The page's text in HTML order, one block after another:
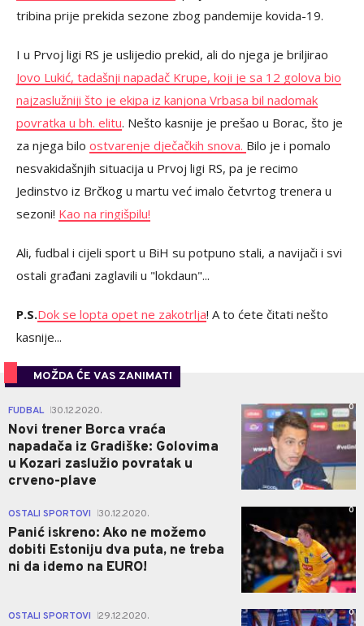
tribina prije prekida sezone zbog pandemije kovida-19.
I u Prvoj ligi RS je uslijedio prekid, ali do njega je briljirao
Jovo Lukić, tadašnji napadač Krupe, koji je sa 12 golova bio
najzaslužniji što je ekipa iz kanjona Vrbasa bil nadomak
povratka u bh. elitu. Nešto kasnije je prešao u Borac, što je
za njega bilo ostvarenje dječačkih snova. Bilo je i pomalo
nesvakidašnjih situacija u Prvoj ligi RS, pa je recimo
Jedinstvo iz Brčkog u martu već imalo četvrtog trenera u
sezoni! Kao na ringišpilu!
Ali, fudbal i cijeli sport u BiH su potpuno stali, a navijači i svi
ostali građani zaglavili u "lokdaun"...
P.S.Dok se lopta opet ne zakotrlja! A to ćete čitati nešto
kasnije...
MOŽDA ĆE VAS ZANIMATI
FUDBAL 30.12.2020.
Novi trener Borca vraća
napadača iz Gradiške: Golovima
u Kozari zaslužio povratak u
crveno-plave
0
OSTALI SPORTOVI 30.12.2020.
Panić iskreno: Ako ne možemo
dobiti Estoniju dva puta, ne treba
ni da idemo na EURO!
0
OSTALI SPORTOVI 29.12.2020. 0